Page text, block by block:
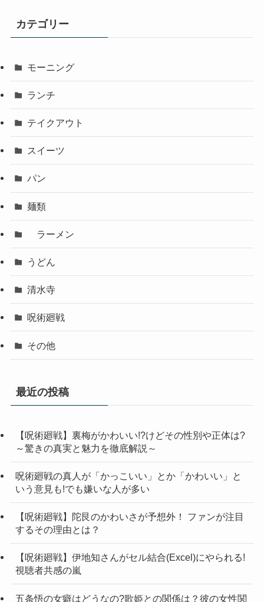
カテゴリー
モーニング
ランチ
テイクアウト
スイーツ
パン
麺類
ラーメン
うどん
清水寺
呪術廻戦
その他
最近の投稿
【呪術廻戦】裏梅がかわいい!?けどその性別や正体は?
～驚きの真実と魅力を徹底解説～
呪術廻戦の真人が「かっこいい」とか「かわいい」と
いう意見も!でも嫌いな人が多い
【呪術廻戦】陀艮のかわいさが予想外！ ファンが注目
するその理由とは？
【呪術廻戦】伊地知さんがセル結合(Excel)にやられる!
視聴者共感の嵐
五条悟の女癖はどうなの?歌姫との関係は？彼の女性関